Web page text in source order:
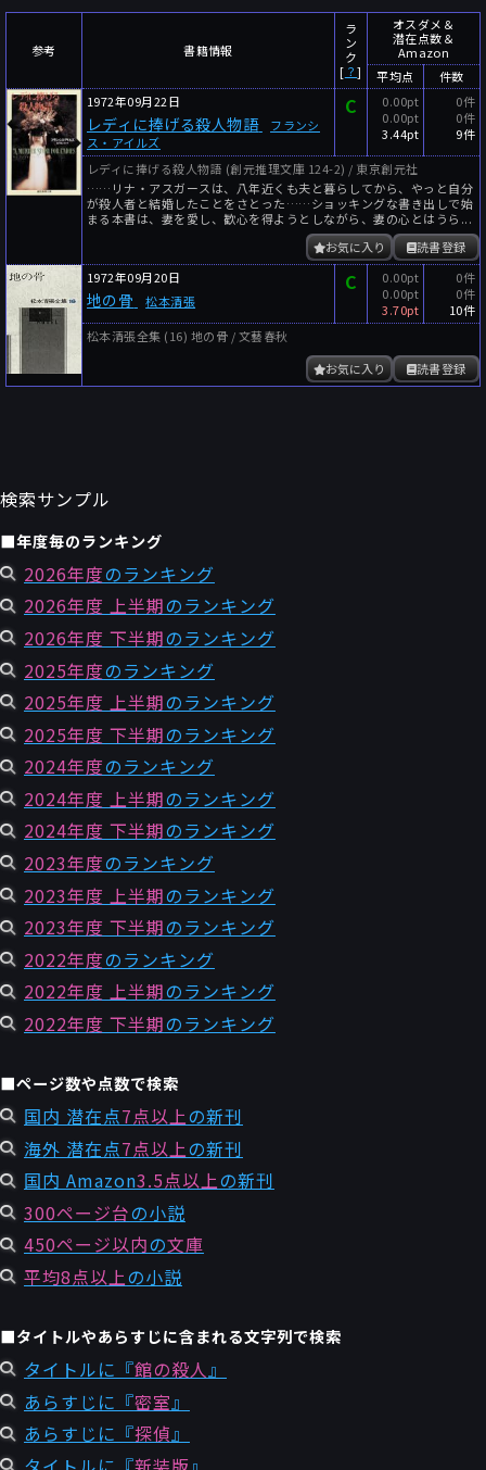
件
読者数
人
年代
年代と月の範囲
先月以降 今月以降
年
～
年
月
細かく検索
絞り込みリセット
参考 書籍情報
ラ
ン
ク
[ ？]
オスダメ＆
潜在点数＆
Amazon
平均点
件数
1972年09月22日
レディに捧げる殺人物語
フランシ
ス・アイルズ
C
0.00pt
0.00pt
3.44pt
0件
0件
9件
レディに捧げる殺人物語 (創元推理文庫 124-2) / 東京創元社
……リナ・アスガースは、八年近くも夫と暮らしてから、やっと自分
が殺人者と結婚したことをさとった……ショッキングな書き出しで始
まる本書は、妻を愛し、歓心を得ようとしながら、妻の心とはうら...
読書登録
お気に入り
1972年09月20日
地の骨 松本清張
C
0.00pt
0.00pt
3.70pt
0件
0件
10件
松本清張全集 (16) 地の骨 / 文藝春秋
読書登録
お気に入り
検索サンプル
■年度毎のランキング
2026年度のランキング
2026年度 上半期のランキング
2026年度 下半期のランキング
2025年度のランキング
2025年度 上半期のランキング
2025年度 下半期のランキング
2024年度のランキング
2024年度 上半期のランキング
2024年度 下半期のランキング
2023年度のランキング
2023年度 上半期のランキング
2023年度 下半期のランキング
2022年度のランキング
2022年度 上半期のランキング
2022年度 下半期のランキング
■ページ数や点数で検索
国内 潜在点7点以上の新刊
海外 潜在点7点以上の新刊
国内 Amazon3.5点以上の新刊
300ページ台の小説
450ページ以内の文庫
平均8点以上の小説
■タイトルやあらすじに含まれる文字列で検索
タイトルに『館の殺人』
あらすじに『密室 』
あらすじに『探偵』